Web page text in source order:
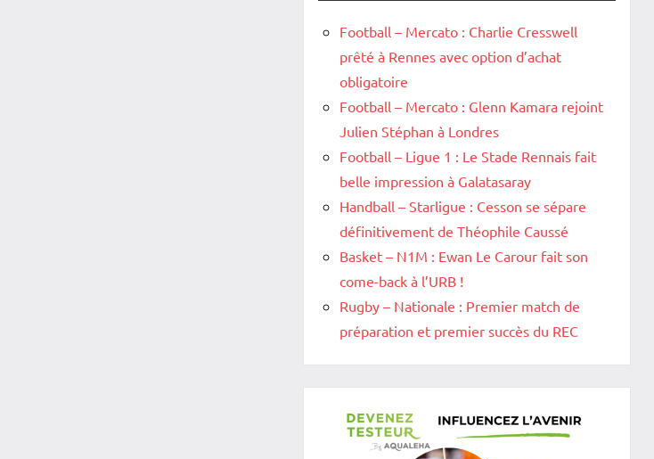
Football – Mercato : Charlie Cresswell
prêté à Rennes avec option d’achat
obligatoire
Football – Mercato : Glenn Kamara rejoint
Julien Stéphan à Londres
Football – Ligue 1 : Le Stade Rennais fait
belle impression à Galatasaray
Handball – Starligue : Cesson se sépare
définitivement de Théophile Caussé
Basket – N1M : Ewan Le Carour fait son
come-back à l’URB !
Rugby – Nationale : Premier match de
préparation et premier succès du REC